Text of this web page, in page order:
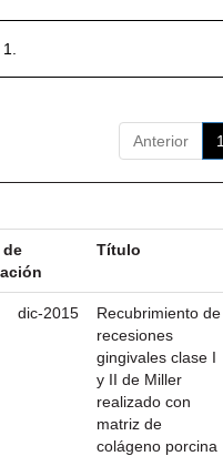
Anterior 1
de
Título
dic-2015
Recubrimiento de
recesiones
gingivales clase I
y II de Miller
realizado con
matriz de
colágeno porcina